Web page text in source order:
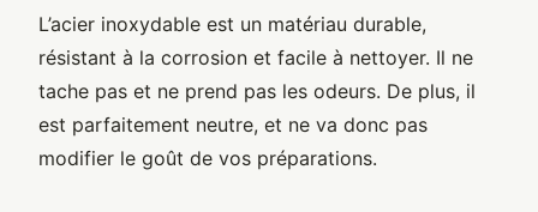
L’acier inoxydable est un matériau durable,
résistant à la corrosion et facile à nettoyer. Il ne
tache pas et ne prend pas les odeurs. De plus, il
est parfaitement neutre, et ne va donc pas
modifier le goût de vos préparations.